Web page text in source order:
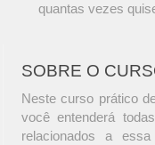
quantas vezes
SOBRE O
Neste curso prático
você entenderá
relacionados a essa